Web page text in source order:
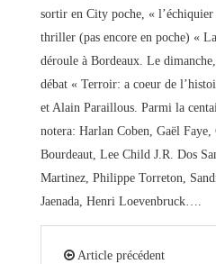
sortir en City poche, «
thriller (pas encore en poche) «
déroule à Bordeaux. Le
débat « Terroir: a coeur de
et Alain Paraillous. Parmi la
notera: Harlan Coben, Gaël
Bourdeaut, Lee Child J.R. Dos
Martinez, Philippe Torreton,
Jaenada, Henri Loevenbruck….
Article précédent